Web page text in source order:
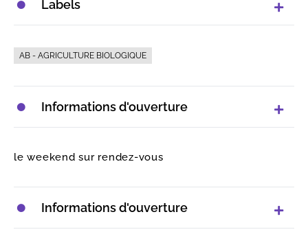
Labels
AB - AGRICULTURE BIOLOGIQUE
Informations d'ouverture
le weekend sur rendez-vous
Informations d'ouverture